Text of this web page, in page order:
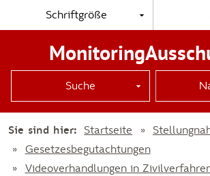
Schriftgröße
Suche
Sie sind hier: Startseite
Gesetzesbegutachtungen
Videoverhandlungen in